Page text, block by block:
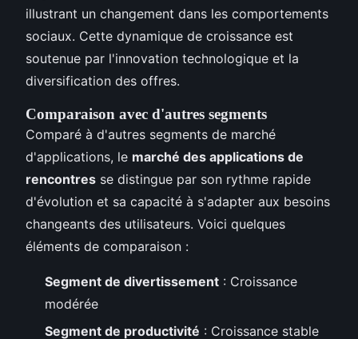
illustrant un changement dans les comportements
sociaux. Cette dynamique de croissance est
soutenue par l'innovation technologique et la
diversification des offres.
Comparaison avec d'autres segments
Comparé à d'autres segments de marché
d'applications, le marché des applications de
rencontres se distingue par son rythme rapide
d'évolution et sa capacité à s'adapter aux besoins
changeants des utilisateurs. Voici quelques
éléments de comparaison :
Segment de divertissement : Croissance
modérée
Segment de productivité : Croissance stable